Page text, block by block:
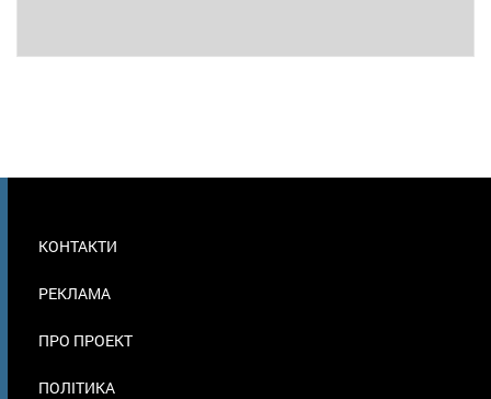
В
КОНТАКТИ
РЕКЛАМА
ПРО ПРОЕКТ
ПОЛІТИКА